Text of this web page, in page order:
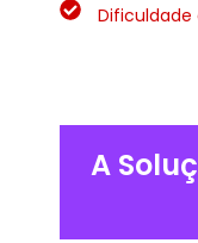
Dificuldade
A